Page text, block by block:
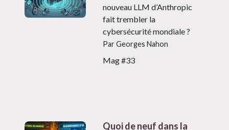
nouveau LLM d’Anthropic
fait trembler la
cybersécurité mondiale ?
Par Georges Nahon
Mag #33
Quoi de neuf dans la